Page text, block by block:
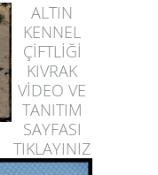
ALTIN
KENNEL
ÇİFTLİĞİ
KIVRAK
VİDEO VE
TANITIM
SAYFASI
TIKLAYINIZ